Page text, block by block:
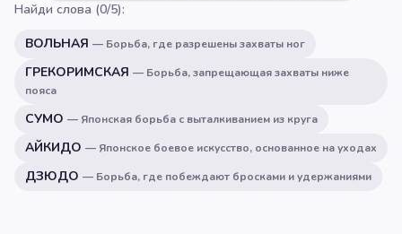
Найди слова (0/5):
ВОЛЬНАЯ — Борьба, где разрешены захваты ног
ГРЕКОРИМСКАЯ — Борьба, запрещающая захваты ниже
пояса
СУМО — Японская борьба с выталкиванием из круга
АЙКИДО — Японское боевое искусство, основанное на уходах
ДЗЮДО — Борьба, где побеждают бросками и удержаниями